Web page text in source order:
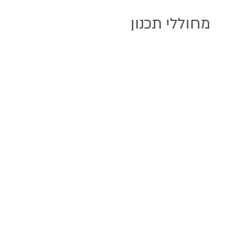
מחוללי תכנון